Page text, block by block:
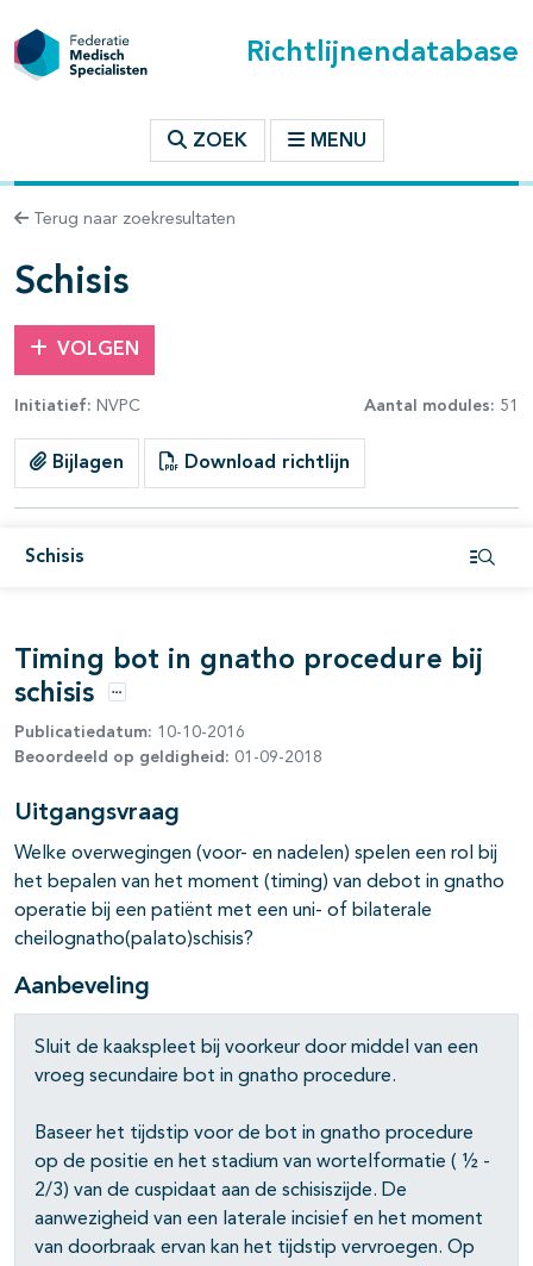
Richtlijnendatabase
ZOEK MENU
Terug naar zoekresultaten
Schisis
VOLGEN
Initiatief: NVPC Aantal modules: 51
Bijlagen Download richtlijn
Schisis
binnen deze richtlijn
open- en dichtklappen
open- en dichtklappen
open- en dichtklappen
open- en dichtklappen
Timing bot in gnatho procedure bij
schisis
Opties
Publicatiedatum: 10-10-2016
Beoordeeld op geldigheid: 01-09-2018
Uitgangsvraag
Welke overwegingen (voor- en nadelen) spelen een rol bij
het bepalen van het moment (timing) van debot in gnatho
operatie bij een patiënt met een uni- of bilaterale
cheilognatho(palato)schisis?
Aanbeveling
Sluit de kaakspleet bij voorkeur door middel van een
vroeg secundaire bot in gnatho procedure.
Baseer het tijdstip voor de bot in gnatho procedure
op de positie en het stadium van wortelformatie ( ½ -
2/3) van de cuspidaat aan de schisiszijde. De
aanwezigheid van een laterale incisief en het moment
van doorbraak ervan kan het tijdstip vervroegen. Op